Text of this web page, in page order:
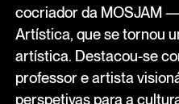
cocriador da MOSJAM
Artística, que se tornou
artística. Destacou-se
professor e artista
perspetivas para a